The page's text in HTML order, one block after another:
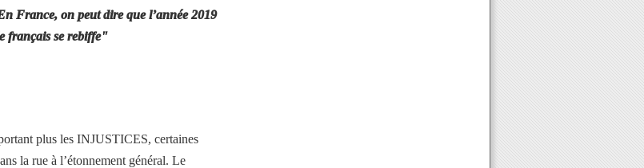
France, on peut dire que l’année 2019
français se rebiffe"
plus les INJUSTICES, certaines
la rue à l’étonnement général. Le